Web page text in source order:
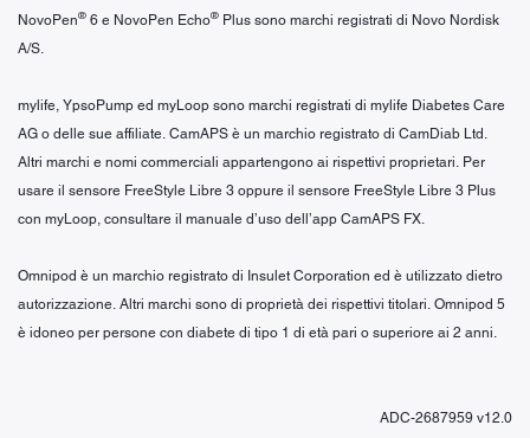
NovoPen® 6 e NovoPen Echo® Plus sono marchi registrati di Novo Nordisk
A/S.
mylife, YpsoPump ed myLoop sono marchi registrati di mylife Diabetes Care
AG o delle sue affiliate. CamAPS è un marchio registrato di CamDiab Ltd.
Altri marchi e nomi commerciali appartengono ai rispettivi proprietari. Per
usare il sensore FreeStyle Libre 3 oppure il sensore FreeStyle Libre 3 Plus
con myLoop, consultare il manuale d’uso dell’app CamAPS FX.
Omnipod è un marchio registrato di Insulet Corporation ed è utilizzato dietro
autorizzazione. Altri marchi sono di proprietà dei rispettivi titolari. Omnipod 5
è idoneo per persone con diabete di tipo 1 di età pari o superiore ai 2 anni.
ADC-2687959 v12.0